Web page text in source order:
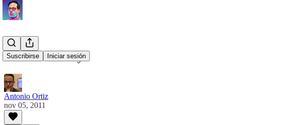
Suscribirse Iniciar sesión
Khan Academy
Antonio Ortiz
nov 05, 2011